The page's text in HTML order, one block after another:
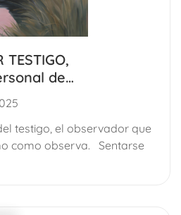
TESTIGO,
de
y desarrollo
testigo, el observador que
como observa. Sentarse